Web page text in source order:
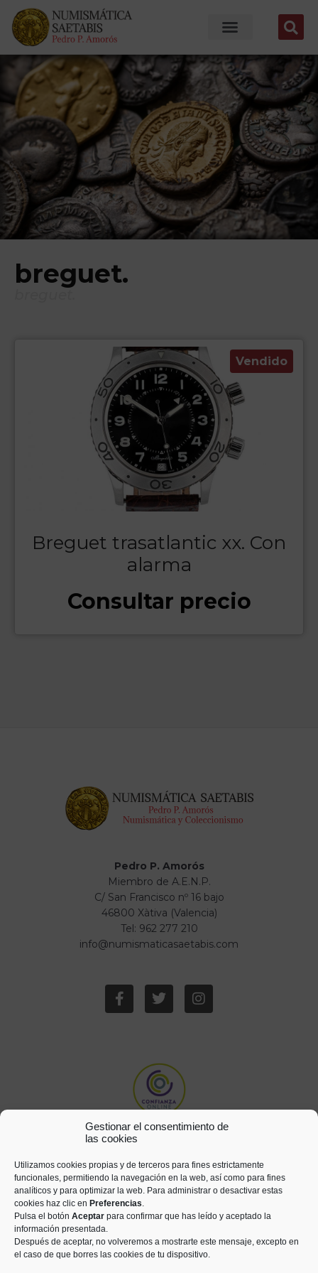
Gestionar el consentimiento de
las cookies
Utilizamos cookies propias y de terceros para fines estrictamente
funcionales, permitiendo la navegación en la web, así como para fines
analíticos y para optimizar la web. Para administrar o desactivar estas
cookies haz clic en Preferencias.
Pulsa el botón Aceptar para confirmar que has leído y aceptado la
información presentada.
Después de aceptar, no volveremos a mostrarte este mensaje, excepto en
el caso de que borres las cookies de tu dispositivo.
breguet.
Vendido
Breguet trasatlantic xx. Con
alarma
Consultar precio
Pedro P. Amorós
Miembro de A.E.N.P.
C/ San Francisco nº 16 bajo
46800 Xàtiva (Valencia)
Tel: 962 277 210
info@numismaticasaetabis.com